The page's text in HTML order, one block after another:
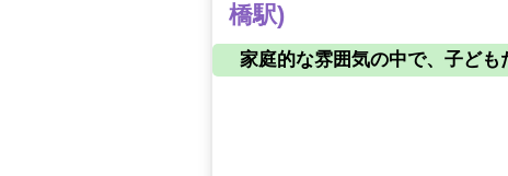
橋駅)
家庭的な雰囲気の中で、子ど